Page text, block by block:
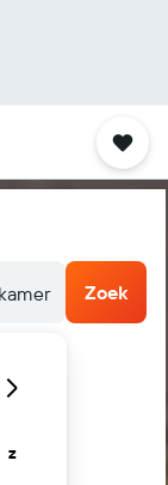
Zoek
z